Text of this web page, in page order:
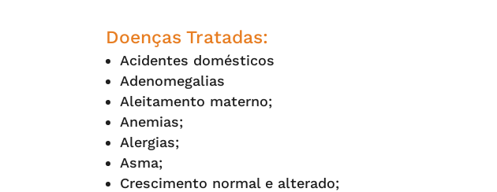
Doenças Tratadas:
Acidentes domésticos
Adenomegalias
Aleitamento materno;
Anemias;
Alergias;
Asma;
Crescimento normal e alterado;